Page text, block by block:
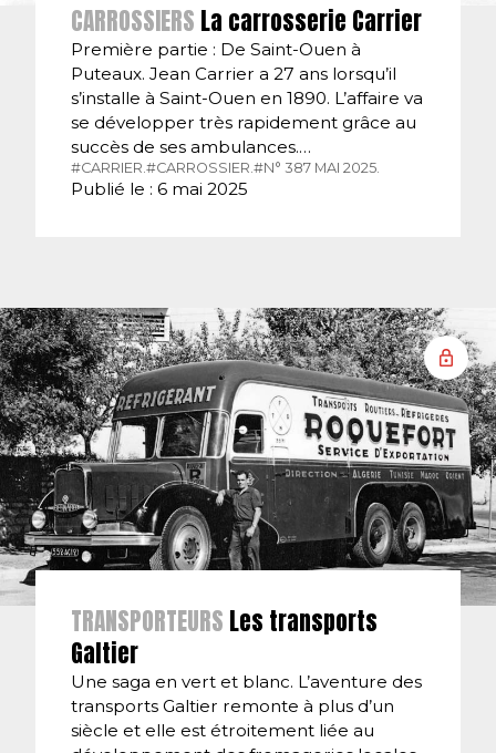
CARROSSIERS La carrosserie Carrier
Première partie : De Saint-Ouen à
Puteaux. Jean Carrier a 27 ans lorsqu’il
s’installe à Saint-Ouen en 1890. L’affaire va
se développer très rapidement grâce au
succès de ses ambulances.…
#CARRIER.#CARROSSIER.#N° 387 MAI 2025.
Publié le : 6 mai 2025
TRANSPORTEURS Les transports
Galtier
Une saga en vert et blanc. L’aventure des
transports Galtier remonte à plus d’un
siècle et elle est étroitement liée au